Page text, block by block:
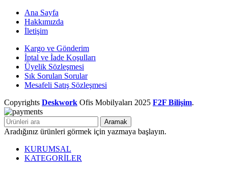
Ana Sayfa
Hakkımızda
İletişim
Kargo ve Gönderim
İptal ve İade Koşulları
Üyelik Sözleşmesi
Sık Sorulan Sorular
Mesafeli Satış Sözleşmesi
Copyrights Deskwork Ofis Mobilyaları 2025 F2F Bilişim.
Aramak
Aradığınız ürünleri görmek için yazmaya başlayın.
KURUMSAL
KATEGORİLER